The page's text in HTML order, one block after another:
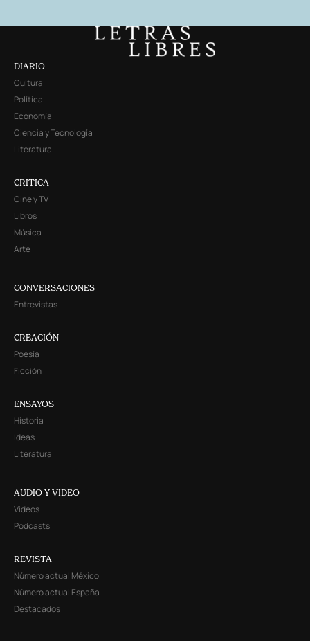
DIARIO
Cultura
Política
Economía
Ciencia y Tecnología
Literatura
CRITICA
Cine y TV
Libros
Música
Arte
CONVERSACIONES
Entrevistas
CREACIÓN
Poesía
Ficción
ENSAYOS
Historia
Ideas
Literatura
AUDIO Y VIDEO
Videos
Podcasts
REVISTA
Número actual México
Número actual España
Destacados